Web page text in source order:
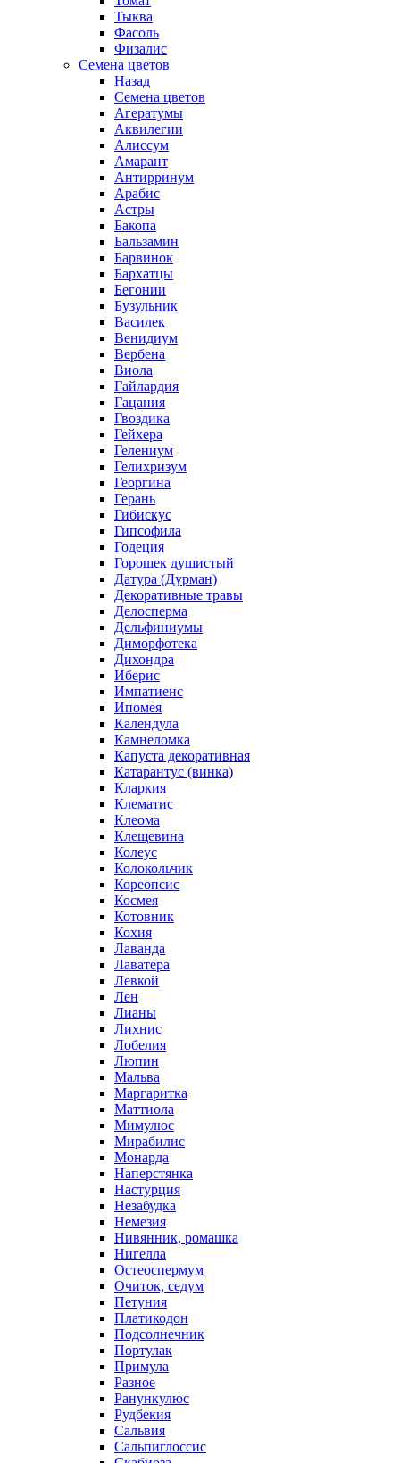
Тыква
Фасоль
Физалис
Семена цветов
Назад
Семена цветов
Агератумы
Аквилегии
Алиссум
Амарант
Антирринум
Арабис
Астры
Бакопа
Бальзамин
Барвинок
Бархатцы
Бегонии
Бузульник
Василек
Венидиум
Вербена
Виола
Гайлардия
Гацания
Гвоздика
Гейхера
Гелениум
Гелихризум
Георгина
Герань
Гибискус
Гипсофила
Годеция
Горошек душистый
Датура (Дурман)
Декоративные травы
Делосперма
Дельфиниумы
Диморфотека
Дихондра
Иберис
Импатиенс
Ипомея
Календула
Камнеломка
Капуста декоративная
Катарантус (винка)
Кларкия
Клематис
Клеома
Клещевина
Колеус
Колокольчик
Кореопсис
Космея
Котовник
Кохия
Лаванда
Лаватера
Левкой
Лен
Лианы
Лихнис
Лобелия
Люпин
Мальва
Маргаритка
Маттиола
Мимулюс
Мирабилис
Монарда
Наперстянка
Настурция
Незабудка
Немезия
Нивянник, ромашка
Нигелла
Остеоспермум
Очиток, седум
Петуния
Платикодон
Подсолнечник
Портулак
Примула
Разное
Ранункулюс
Рудбекия
Сальвия
Сальпиглоссис